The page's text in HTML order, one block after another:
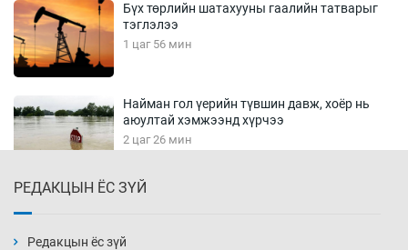
Бүх төрлийн шатахууны гаалийн татварыг
тэглэлээ
1 цаг 56 мин
Найман гол үерийн түвшин давж, хоёр нь
аюултай хэмжээнд хүрчээ
2 цаг 26 мин
2 цаг 56 мин
РЕДАКЦЫН ЁС ЗҮЙ
Редакцын ёс зүй